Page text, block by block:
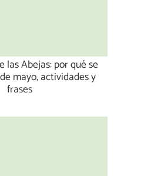
las Abejas: por qué se
mayo, actividades y
frases